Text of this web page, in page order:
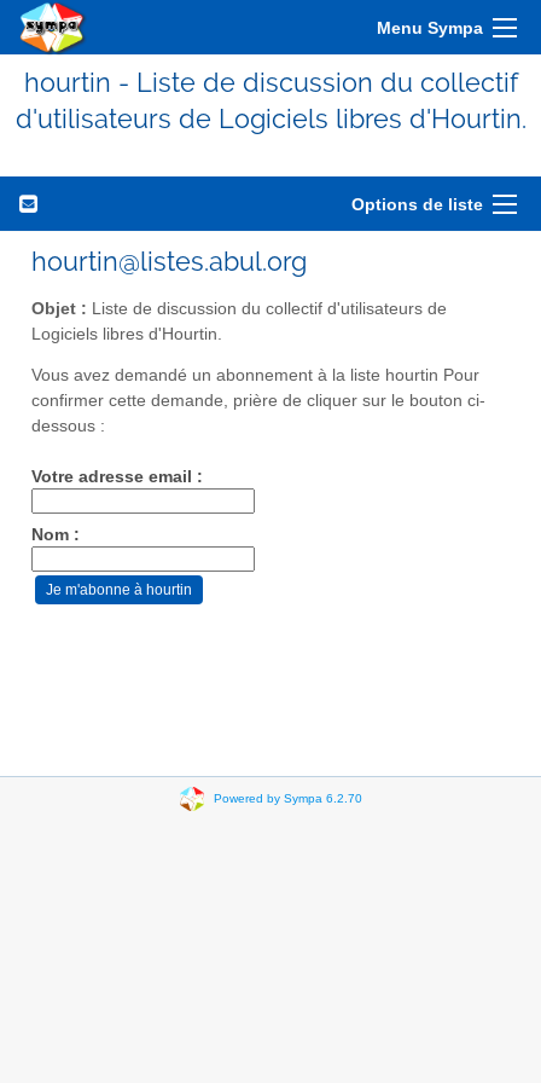
Menu Sympa
hourtin - Liste de discussion du collectif
d'utilisateurs de Logiciels libres d'Hourtin.
Options de liste
hourtin@listes.abul.org
Objet : Liste de discussion du collectif d'utilisateurs de
Logiciels libres d'Hourtin.
Vous avez demandé un abonnement à la liste hourtin Pour
confirmer cette demande, prière de cliquer sur le bouton ci-
dessous :
Votre adresse email :
Nom :
Powered by Sympa 6.2.70